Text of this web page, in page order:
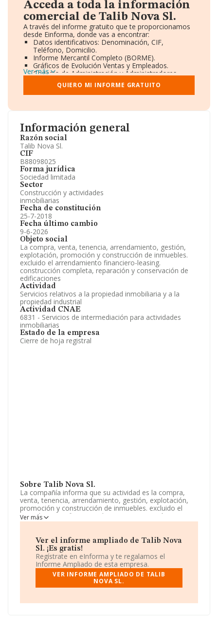
Información general
Razón social
Talib Nova Sl.
CIF
B88098025
Forma jurídica
Sociedad limitada
Sector
Construcción y actividades
inmobiliarias
Fecha de constitución
25-7-2018
Fecha último cambio
9-6-2026
Objeto social
La compra, venta, tenencia, arrendamiento, gestión,
explotación, promoción y construcción de inmuebles.
excluido el arrendamiento financiero-leasing.
construcción completa, reparación y conservación de
edificaciones
Actividad
Servicios relativos a la propiedad inmobiliaria y a la
propiedad industrial
Actividad CNAE
6831 - Servicios de intermediación para actividades
inmobiliarias
Estado de la empresa
Cierre de hoja registral
Sobre Talib Nova Sl.
La compañía informa que su actividad es la compra,
venta, tenencia, arrendamiento, gestión, explotación,
promoción y construcción de inmuebles. excluido el
arrendamiento financiero-leasing. construcción
completa, reparación y conservación de edificaciones.
La actividad de referencia CNAE corresponde a 'Agentes
de la propiedad inmobiliaria', cuyo Código es 6831. La
sociedad no tiene actividad en mercados exteriores.
La sociedad españolaTalib Nova S.L, NIF B88098025,
se encuentra en Calle Valle Del Bierzo núm. 2, (28229),
Villanueva Del Pardillo, Madrid.
Con los datos a disposición de INFORMA sobre 54.122
Ver más
Ver el informe ampliado de Talib Nova
Sl. ¡Es gratis!
Regístrate en eInforma y te regalamos el
Informe Ampliado de esta empresa.
VER INFORME AMPLIADO DE TALIB
NOVA SL.
Acceda a toda la información
comercial de Talib Nova Sl.
A través del informe gratuito que te proporcionamos
desde Einforma, donde vas a encontrar:
Datos identificativos: Denominación, CIF,
Teléfono, Domicilio.
Informe Mercantil Completo (BORME).
Gráficos de Evolución Ventas y Empleados.
Consejo de Administración y Administradores.
Directivos y Ejecutivos.
Accionistas.
Participaciones y Vinculaciones en otras empresas.
Información oficial y registral complementaria.
Ver más
QUIERO MI INFORME GRATUITO